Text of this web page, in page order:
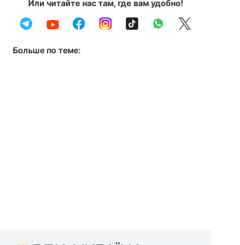
Или читайте нас там, где вам удобно!
Больше по теме: